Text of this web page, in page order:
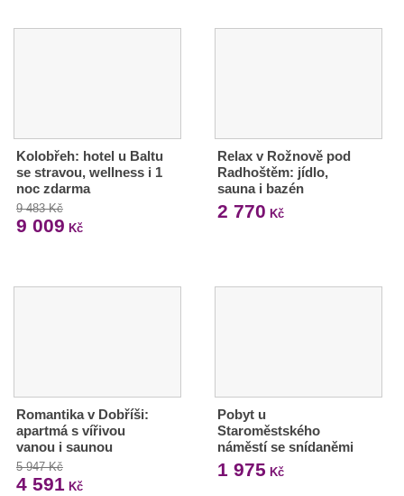
Kolobřeh: hotel u Baltu
se stravou, wellness i 1
noc zdarma
9 483 Kč
9 009 Kč
Relax v Rožnově pod
Radhoštěm: jídlo,
sauna i bazén
2 770 Kč
Romantika v Dobříši:
apartmá s vířivou
vanou i saunou
5 947 Kč
4 591 Kč
Pobyt u
Staroměstského
náměstí se snídaněmi
1 975 Kč